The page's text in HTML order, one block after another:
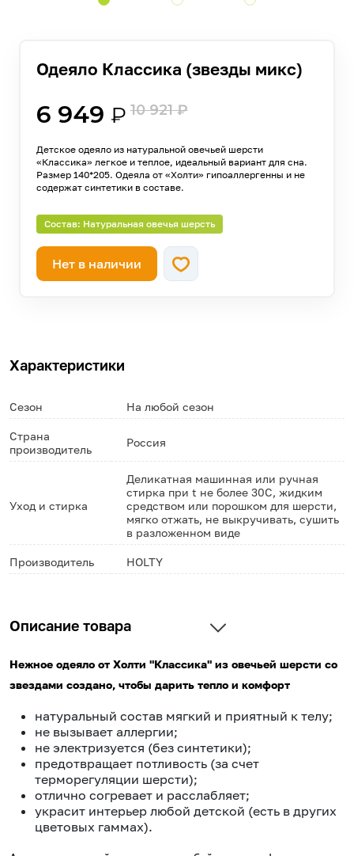
Одеяло Классика (звезды микс)
6 949 ₽ 10 921₽
Детское одеяло из натуральной овечьей шерсти
«Классика» легкое и теплое, идеальный вариант для сна.
Размер 140*205. Одеяла от «Холти» гипоаллергенны и не
содержат синтетики в составе.
Состав: Натуральная овечья шерсть
Нет в наличии
Характеристики
Сезон На любой сезон
Страна
производитель
Россия
Уход и стирка
Деликатная машинная или ручная
стирка при t не более 30С, жидким
средством или порошком для шерсти,
мягко отжать, не выкручивать, сушить
в разложенном виде
Производитель HOLTY
Описание товара
Нежное одеяло от Холти "Классика" из овечьей шерсти со
звездами создано, чтобы дарить тепло и комфорт
натуральный состав мягкий и приятный к телу;
не вызывает аллергии;
не электризуется (без синтетики);
предотвращает потливость (за счет
терморегуляции шерсти);
отлично согревает и расслабляет;
украсит интерьер любой детской (есть в других
цветовых гаммах).